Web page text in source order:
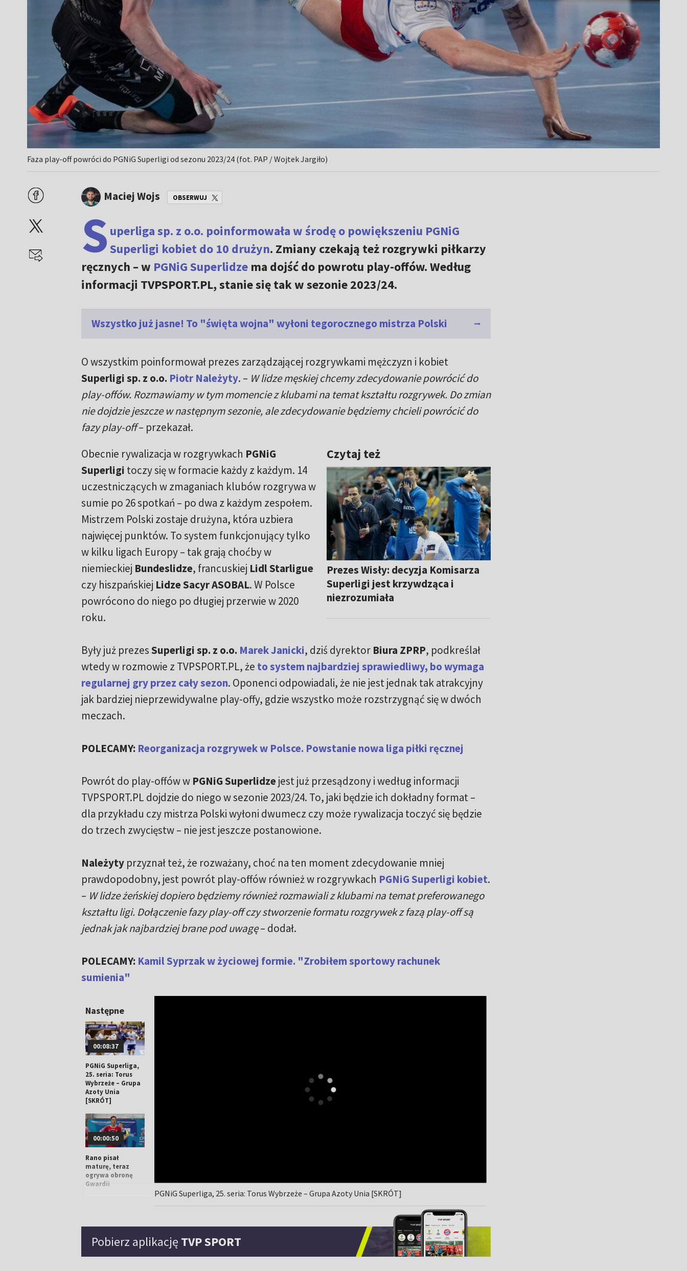
Faza play-off powróci do PGNiG Superligi od sezonu 2023/24 (fot. PAP / Wojtek Jargiło)
Maciej Wojs OBSERWUJ
S uperliga sp. z o.o. poinformowała w środę o powiększeniu PGNiG
Superligi kobiet do 10 drużyn. Zmiany czekają też rozgrywki piłkarzy
ręcznych – w PGNiG Superlidzema dojść do powrotu play-offów. Według
informacji TVPSPORT.PL, stanie się tak w sezonie 2023/24.
Wszystko już jasne! To "święta wojna" wyłoni tegorocznego mistrza Polski
O wszystkim poinformował prezes zarządzającej rozgrywkami mężczyzn i kobiet
Superligi sp. z o.o. Piotr Należyty. – W lidze męskiej chcemy zdecydowanie powrócić do
play-offów. Rozmawiamy w tym momencie z klubami na temat kształtu rozgrywek. Do zmian
nie dojdzie jeszcze w następnym sezonie, ale zdecydowanie będziemy chcieli powrócić do
fazy play-off– przekazał.
Czytaj też
Prezes Wisły: decyzja Komisarza
Superligi jest krzywdząca i
niezrozumiała
Obecnie rywalizacja w rozgrywkach PGNiG
Superligi toczy się w formacie każdy z każdym. 14
uczestniczących w zmaganiach klubów rozgrywa w
sumie po 26 spotkań – po dwa z każdym zespołem.
Mistrzem Polski zostaje drużyna, która uzbiera
najwięcej punktów. To system funkcjonujący tylko
w kilku ligach Europy – tak grają choćby w
niemieckiej Bundeslidze, francuskiej Lidl Starligue
czy hiszpańskiej Lidze Sacyr ASOBAL. W Polsce
powrócono do niego po długiej przerwie w 2020
roku.
Były już prezesSuperligi sp. z o.o. Marek Janicki, dziś dyrektor Biura ZPRP, podkreślał
wtedy w rozmowie z TVPSPORT.PL, że to system najbardziej sprawiedliwy, bo wymaga
regularnej gry przez cały sezon. Oponenci odpowiadali, że nie jest jednak tak atrakcyjny
jak bardziej nieprzewidywalne play-offy, gdzie wszystko może rozstrzygnąć się w dwóch
meczach.
POLECAMY: Reorganizacja rozgrywek w Polsce. Powstanie nowa liga piłki ręcznej
Powrót do play-offów w PGNiG Superlidzejest już przesądzony i według informacji
TVPSPORT.PL dojdzie do niego w sezonie 2023/24. To, jaki będzie ich dokładny format –
dla przykładu czy mistrza Polski wyłoni dwumecz czy może rywalizacja toczyć się będzie
do trzech zwycięstw – nie jest jeszcze postanowione.
Należytyprzyznał też, że rozważany, choć na ten moment zdecydowanie mniej
prawdopodobny, jest powrót play-offów również w rozgrywkach PGNiG Superligi kobiet.
– W lidze żeńskiej dopiero będziemy również rozmawiali z klubami na temat preferowanego
kształtu ligi. Dołączenie fazy play-off czy stworzenie formatu rozgrywek z fazą play-off są
jednak jak najbardziej brane pod uwagę– dodał.
POLECAMY: Kamil Syprzak w życiowej formie. "Zrobiłem sportowy rachunek
sumienia"
Następne
00:08:37
PGNiG Superliga,
25. seria: Torus
Wybrzeże – Grupa
Azoty Unia
[SKRÓT]
00:00:50
Rano pisał
maturę, teraz
ogrywa obronę
Gwardii
00:06:30
PGNiG Superliga,
PGNiG Superliga, 25. seria: Torus Wybrzeże – Grupa Azoty Unia [SKRÓT]
Pobierz aplikację TVP SPORT